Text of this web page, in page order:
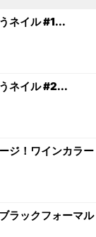
ネイル #1...
ネイル #2...
ジ！ワインカラー
ラックフォーマル